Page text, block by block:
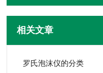
相关文章
罗氏泡沫仪的分类